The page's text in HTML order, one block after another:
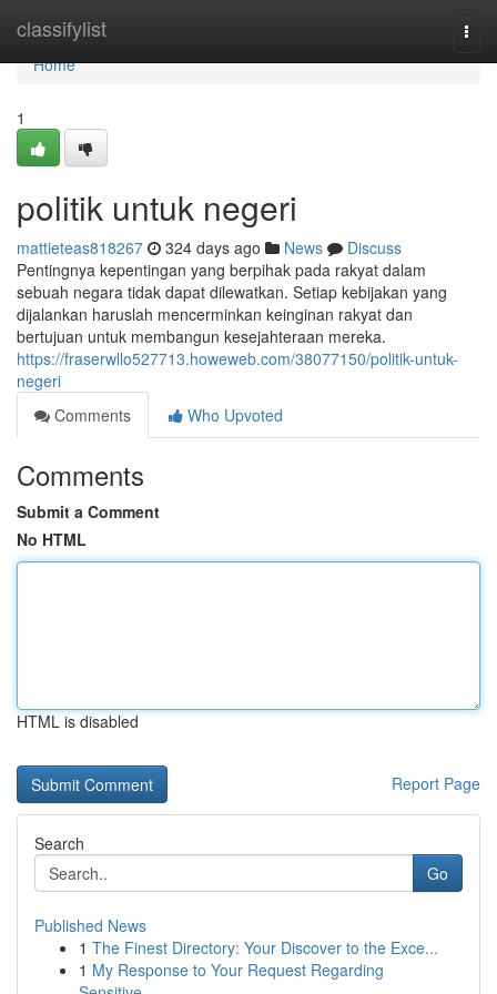
classifylist
Home
Home
1
politik untuk negeri
mattieteas818267 324 days ago News
Discuss
Pentingnya kepentingan yang berpihak pada rakyat dalam
sebuah negara tidak dapat dilewatkan. Setiap kebijakan yang
dijalankan haruslah mencerminkan keinginan rakyat dan
bertujuan untuk membangun kesejahteraan mereka.
https://fraserwllo527713.howeweb.com/38077150/politik-untuk-
negeri
Comments
Who Upvoted
Comments
Submit a Comment
No HTML
HTML is disabled
Report Page
Search
Go
Published News
1 The Finest Directory: Your Discover to the Exce...
1 My Response to Your Request Regarding